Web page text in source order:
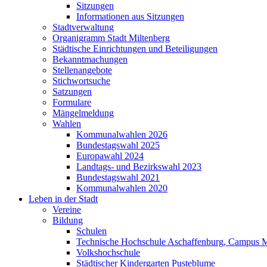
Sitzungen
Informationen aus Sitzungen
Stadtverwaltung
Organigramm Stadt Miltenberg
Städtische Einrichtungen und Beteiligungen
Bekanntmachungen
Stellenangebote
Stichwortsuche
Satzungen
Formulare
Mängelmeldung
Wahlen
Kommunalwahlen 2026
Bundestagswahl 2025
Europawahl 2024
Landtags- und Bezirkswahl 2023
Bundestagswahl 2021
Kommunalwahlen 2020
Leben in der Stadt
Vereine
Bildung
Schulen
Technische Hochschule Aschaffenburg, Campus
Volkshochschule
Städtischer Kindergarten Pusteblume